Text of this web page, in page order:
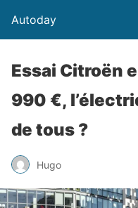
Autoday
Essai Citroën
990 €,
de tous ?
Hugo